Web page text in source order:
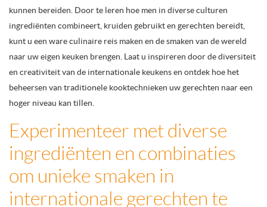
kunnen bereiden. Door te leren hoe men in diverse culturen
ingrediënten combineert, kruiden gebruikt en gerechten bereidt,
kunt u een ware culinaire reis maken en de smaken van de wereld
naar uw eigen keuken brengen. Laat u inspireren door de diversiteit
en creativiteit van de internationale keukens en ontdek hoe het
beheersen van traditionele kooktechnieken uw gerechten naar een
hoger niveau kan tillen.
Experimenteer met diverse
ingrediënten en combinaties
om unieke smaken in
internationale gerechten te